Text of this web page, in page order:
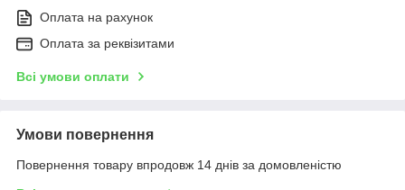
Оплата на рахунок
Оплата за реквізитами
Всі умови оплати
Умови повернення
Повернення товару впродовж 14 днів за домовленістю